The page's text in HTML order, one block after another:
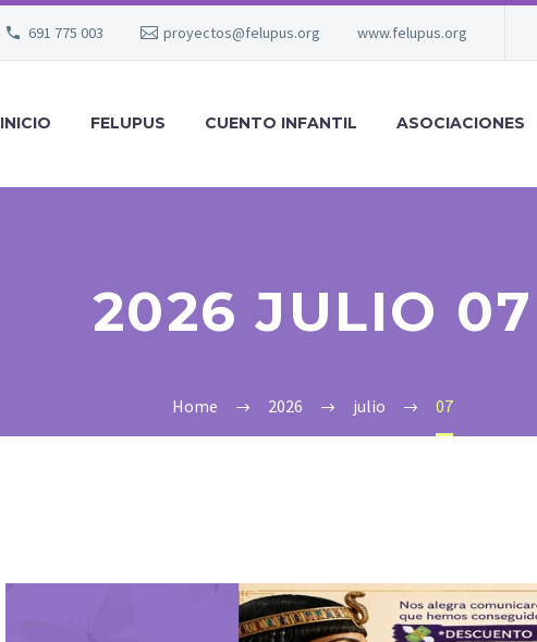
691 775 003 proyectos@felupus.org www.felupus.org
INICIO FELUPUS CUENTO INFANTIL ASOCIACIONES
2026 JULIO 07
Home 2026 julio 07